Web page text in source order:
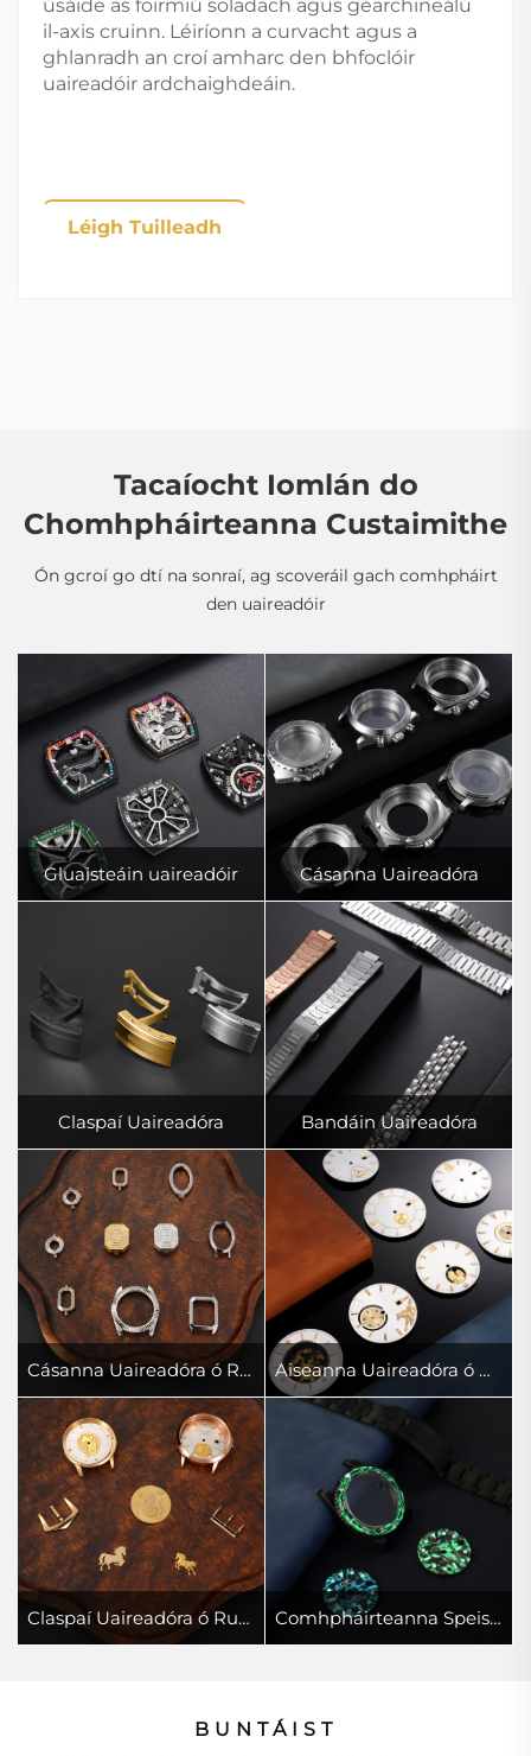
úsáide as foirmiú soladach agus géarchineálú
il-axis cruinn. Léiríonn a curvacht agus a
ghlanradh an croí amharc den bhfoclóir
uaireadóir ardchaighdeáin.
Léigh Tuilleadh
Tacaíocht Iomlán do
Chomhpháirteanna Custaimithe
Ón gcroí go dtí na sonraí, ag scoveráil gach comhpháirt
den uaireadóir
Gluaisteáin uaireadóir Cásanna Uaireadóra
Claspaí Uaireadóra Bandáin Uaireadóra
Cásanna Uaireadóra ó Rudaí Airgid Aiseanna Uaireadóra ó Rudaí Airgid
Claspaí Uaireadóra ó Rudaí Airgid Comhpháirteanna Speisialta Mháinléara
BUNTÁIST